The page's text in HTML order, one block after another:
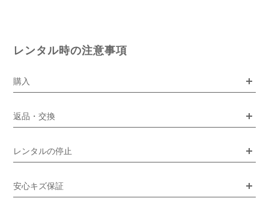
レンタル時の注意事項
購入
返品・交換
レンタルの停止
安心キズ保証